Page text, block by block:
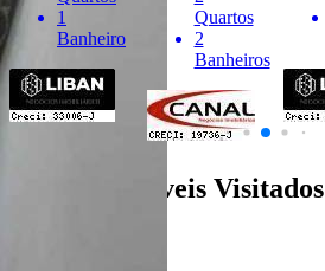
1
Banheiro
Quartos
2
Banheiros
Últimos Imóveis Visitados